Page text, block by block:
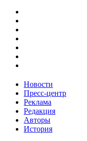
Новости
Пресс-центр
Реклама
Редакция
Авторы
История